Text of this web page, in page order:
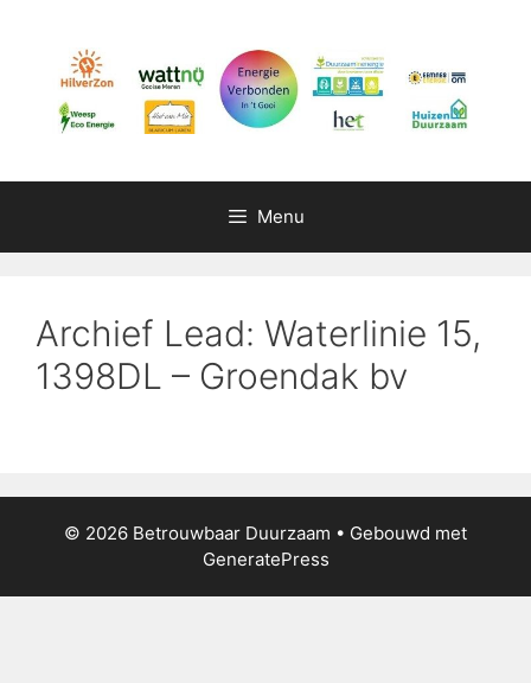
inhoud
Menu
Archief Lead: Waterlinie 15,
1398DL – Groendak bv
© 2026 Betrouwbaar Duurzaam • Gebouwd met
GeneratePress